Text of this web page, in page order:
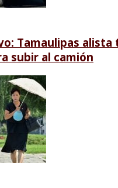
Tamaulipas alista
subir al camión